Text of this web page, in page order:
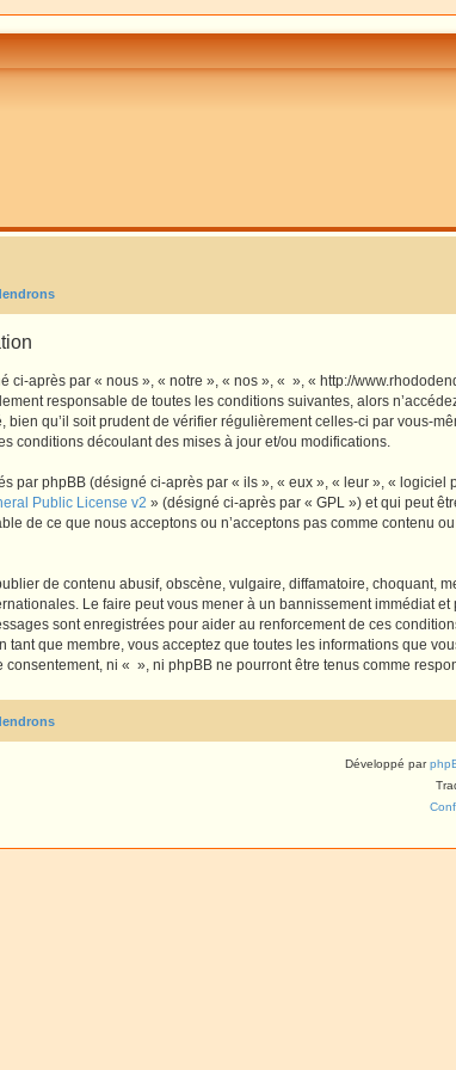
ci-après par « nous », « notre », « nos », « », « http://
responsable de toutes les conditions suivantes, alors
bien qu’il soit prudent de vérifier régulièrement celles-ci par vous-
conditions découlant des mises à jour et/ou modifications.
par phpBB (désigné ci-après par « ils », « eux », « leur », «
Public License v2 » (désigné ci-après par « GPL ») et qui peut
de ce que nous acceptons ou n’acceptons pas comme
de contenu abusif, obscène, vulgaire, diffamatoire, choquant,
Le faire peut vous mener à un bannissement immédiat
sont enregistrées pour aider au renforcement de ces
tant que membre, vous acceptez que toutes les informations que
consentement, ni « », ni phpBB ne pourront être tenus comme
Développé par